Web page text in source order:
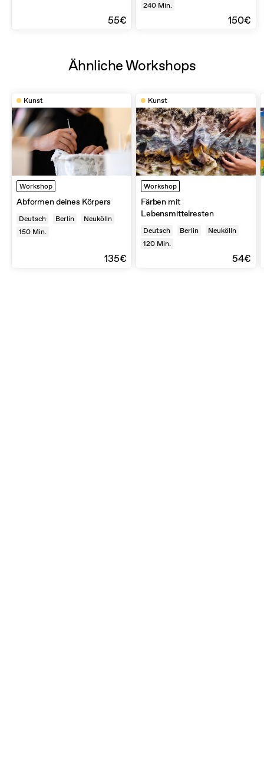
55€
240 Min.
150€
Ähnliche Workshops
Kunst
Workshop
Abformen deines Körpers
Deutsch Berlin
Neukölln
150 Min.
135€
Kunst
Workshop
Färben mit
Lebensmittelresten
Deutsch Berlin
Neukölln
120 Min.
54€